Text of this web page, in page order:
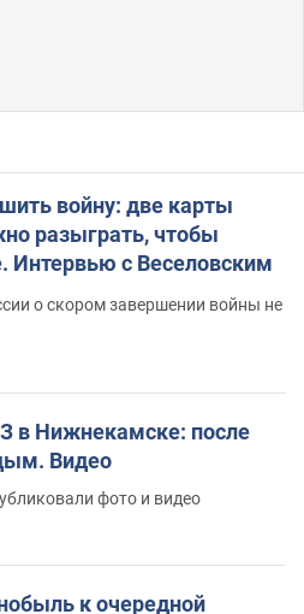
войну: две карты
разыграть, чтобы
Интервью с Веселовским
о скором завершении войны не
в Нижнекамске: после
Видео
фото и видео
к очередной